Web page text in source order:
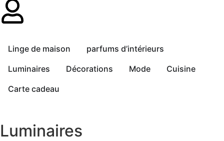
Linge de maison
parfums d’intérieurs
Luminaires
Décorations Mode
Cuisine
Carte cadeau
Luminaires